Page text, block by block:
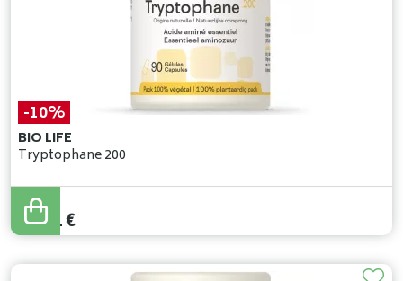
-10%
BIO LIFE
Tryptophane 200
19,90
17,91€